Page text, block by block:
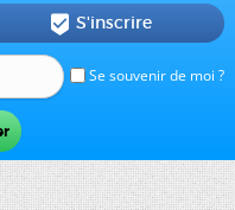
Se souvenir de moi ?
 S'inscrire